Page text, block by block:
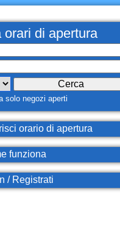
orari di apertura
solo negozi aperti
orario di apertura
funziona
/ Registrati